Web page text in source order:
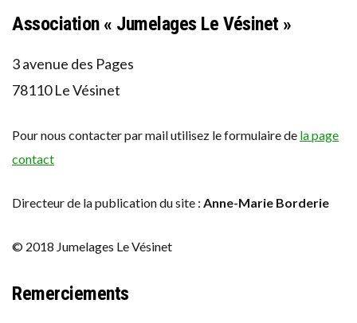
Association « Jumelages Le Vésinet »
3 avenue des Pages
78110 Le Vésinet
Pour nous contacter par mail utilisez le formulaire de la page
contact
Directeur de la publication du site : Anne-Marie Borderie
© 2018 Jumelages Le Vésinet
Remerciements